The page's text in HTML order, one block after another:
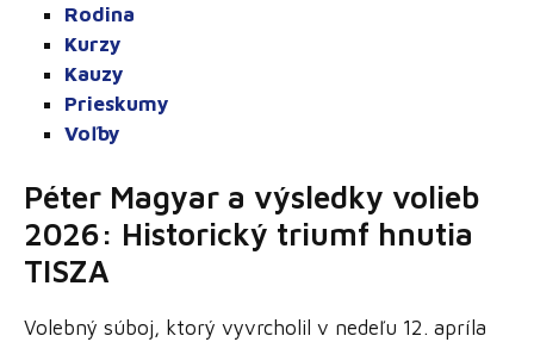
Rodina
Kurzy
Kauzy
Prieskumy
Voľby
Péter Magyar a výsledky volieb
2026: Historický triumf hnutia
TISZA
Volebný súboj, ktorý vyvrcholil v nedeľu 12. apríla